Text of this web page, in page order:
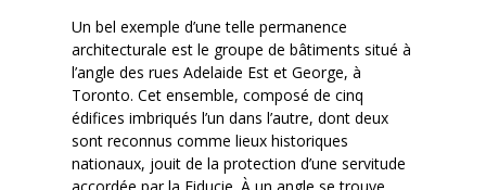
Un bel exemple d’une telle permanence
architecturale est le groupe de bâtiments situé à
l’angle des rues Adelaide Est et George, à
Toronto. Cet ensemble, composé de cinq
édifices imbriqués l’un dans l’autre, dont deux
sont reconnus comme lieux historiques
nationaux, jouit de la protection d’une servitude
accordée par la Fiducie. À un angle se trouve